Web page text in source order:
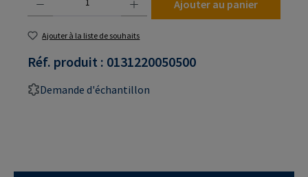
Ajouter au panier
Ajouter à la liste de souhaits
Réf. produit : 0131220050500
Demande d'échantillon